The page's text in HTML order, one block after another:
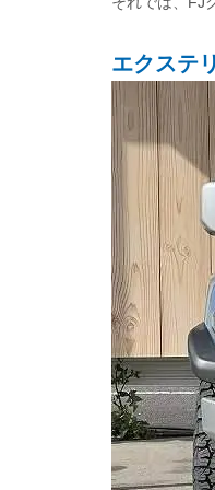
エクステ